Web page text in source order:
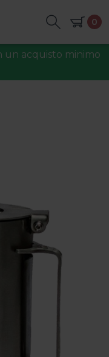
un acquisto minimo
0